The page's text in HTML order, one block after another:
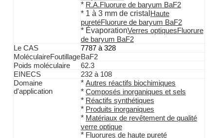
* R.A.Fluorure de baryum BaF2
* 1 à 3 mm de cristal Haute
puretéFluorure de baryum BaF2
* ÉvaporationVerres optiquesFluorure
de baryum BaF2
Le CAS
7787 à 328
MoléculaireFoutillageBaF2
Poids moléculaire
62.3
EINECS
232 à 108
Domaine
d'application
* Autres réactifs biochimiques
* Composés inorganiques et sels
* Réactifs synthétiques
* Produits inorganiques
* Matériaux de revêtement de qualité
verre optique
* Fluorures de haute pureté